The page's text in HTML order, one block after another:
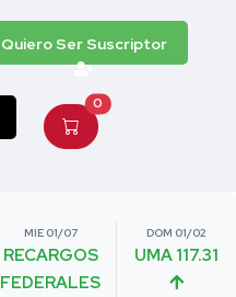
Quiero Ser Suscriptor
0
MIE 01/07
RECARGOS
FEDERALES
DOM 01/02
UMA 117.31